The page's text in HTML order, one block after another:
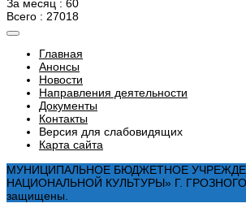
За месяц : 60
Всего : 27018
Главная
Анонсы
Новости
Направления деятельности
Документы
Контакты
Версия для слабовидящих
Карта сайта
МУНИЦИПАЛЬНОЕ БЮДЖЕТНОЕ
НАЦИОНАЛЬНОЙ КУЛЬТУРЫ» Г. ГРОЗНОГО
защищены.